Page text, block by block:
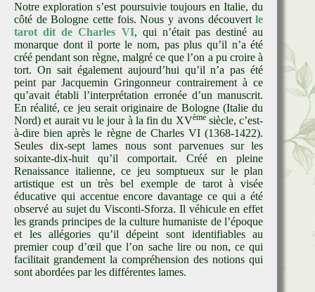
Notre exploration s’est poursuivie toujours en Italie, du
côté de Bologne cette fois. Nous y avons découvertle
tarot dit de Charles VI, qui n’était pas destiné au
monarque dont il porte le nom, pas plus qu’il n’a été
créé pendant son règne, malgré ce que l’on a pu croire à
tort. On sait également aujourd’hui qu’il n’a pas été
peint par Jacquemin Gringonneur contrairement à ce
qu’avait établi l’interprétation erronée d’un manuscrit.
En réalité, ce jeu serait originaire de Bologne (Italie du
Nord) et aurait vu le jour à la fin du XVèmesiècle, c’est-
à-dire bien après le règne de Charles VI (1368-1422).
Seules dix-sept lames nous sont parvenues sur les
soixante-dix-huit qu’il comportait. Créé en pleine
Renaissance italienne, ce jeu somptueux sur le plan
artistique est un très bel exemple de tarot à visée
éducative qui accentue encore davantage ce qui a été
observé au sujet du Visconti-Sforza. Il véhicule en effet
les grands principes de la culture humaniste de l’époque
et les allégories qu’il dépeint sont identifiables au
premier coup d’œil que l’on sache lire ou non, ce qui
facilitait grandement la compréhension des notions qui
sont abordées par les différentes lames.